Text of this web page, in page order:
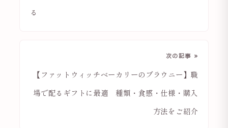
る
次の記事 »
【ファットウィッチベーカリーのブラウニー】職
場で配るギフトに最適 種類・食感・仕様・購入
方法をご紹介